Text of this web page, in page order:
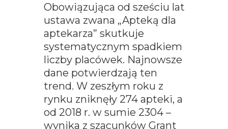
Obowiązująca od sześciu lat
ustawa zwana „Apteką dla
aptekarza” skutkuje
systematycznym spadkiem
liczby placówek. Najnowsze
dane potwierdzają ten
trend. W zeszłym roku z
rynku zniknęły 274 apteki, a
od 2018 r. w sumie 2304 –
wynika z szacunków Grant